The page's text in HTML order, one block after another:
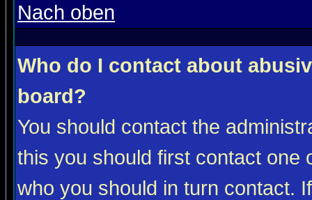
Nach oben
Who do I contact about
board?
You should contact the
this you should first contact one
who you should in turn contact.